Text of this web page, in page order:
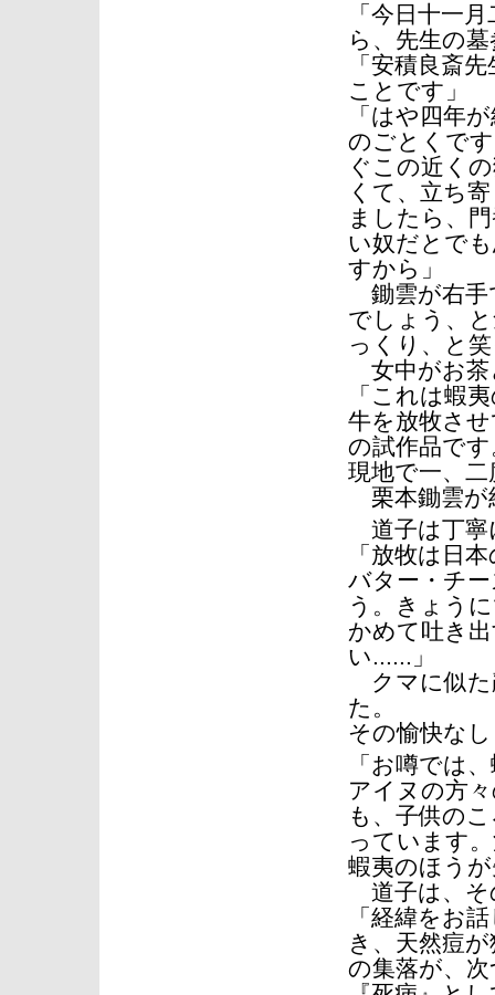
「今日十一
ら、先生の
「安積良斎
ことです」
「はや四年
のごとくで
ぐこの近く
くて、立ち
ましたら、
い奴だとで
すから」
鋤雲が右手
でしょう、
っくり、と
女中がお茶
「これは蝦
牛を放牧さ
の試作品で
現地で一、
栗本鋤雲が
道子は丁寧
「放牧は日
バター・チ
う。きょう
かめて吐き
い......」
クマに似た
た。
その愉快な
「お噂では
アイヌの方
も、子供の
っています
蝦夷のほう
道子は、そ
「経緯をお
き、天然痘
の集落が、